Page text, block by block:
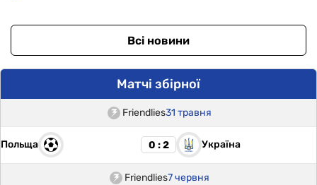
Всі новини
Матчі збірної
Friendlies31 травня
Польща 0 : 2 Україна
Friendlies7 червня